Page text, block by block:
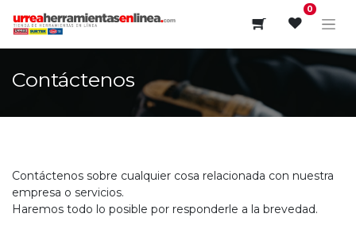
0
Contáctenos
Contáctenos sobre cualquier cosa relacionada con nuestra
empresa o servicios.
Haremos todo lo posible por responderle a la brevedad.